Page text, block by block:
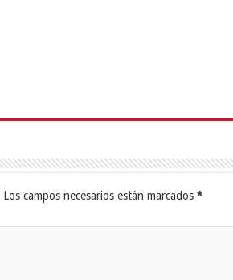
Los campos necesarios están marcados *